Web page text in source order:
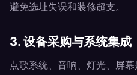
避免选址失误和装修超支。
3. 设备采购与系统集成
点歌系统、音响、灯光、屏